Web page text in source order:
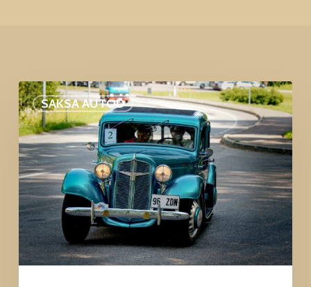
SAKSA AUTOD
Pilgupüüdja
Adler
Junior